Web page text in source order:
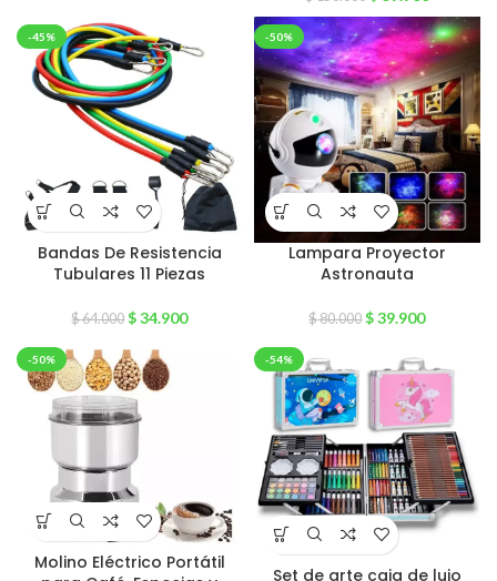
-45%
Bandas De Resistencia
Tubulares 11 Piezas
$64.000 $34.900
-50%
Lampara Proyector
Astronauta
$80.000 $39.900
-50%
Molino Eléctrico Portátil
-54%
Set de arte caja de lujo